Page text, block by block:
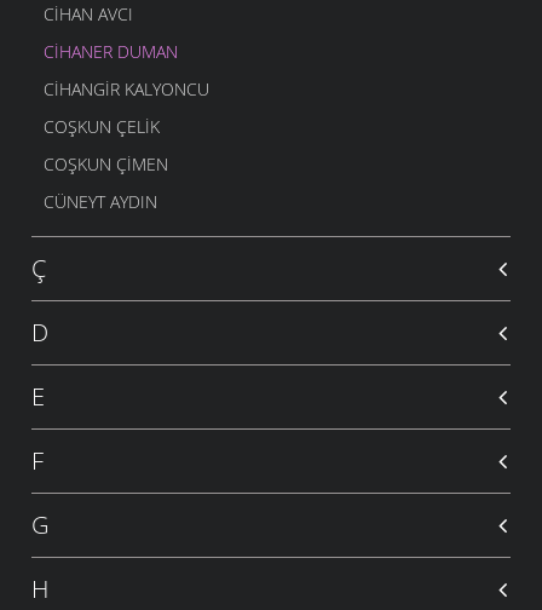
CIHAN AVCI
CIHANER DUMAN
CIHANGIR KALYONCU
COŞKUN ÇELIK
COŞKUN ÇIMEN
CÜNEYT AYDIN
Ç
D
E
F
G
H